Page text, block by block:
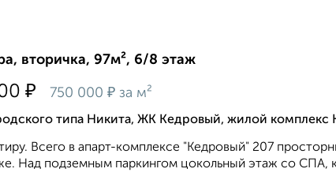
вторичка, 97м², 6/8 этаж
₽ 750 000 ₽ за м²
типа Никита, ЖК Кедровый, жилой комплекс
Всего в апарт-комплексе "Кедровый" 207
Над подземным паркингом цокольный этаж со